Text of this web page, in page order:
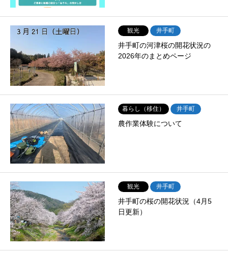
観光 井手町
井手町の河津桜の開花状況の
2026年のまとめページ
暮らし（移住） 井手町
農作業体験について
観光 井手町
井手町の桜の開花状況（4月5
日更新）